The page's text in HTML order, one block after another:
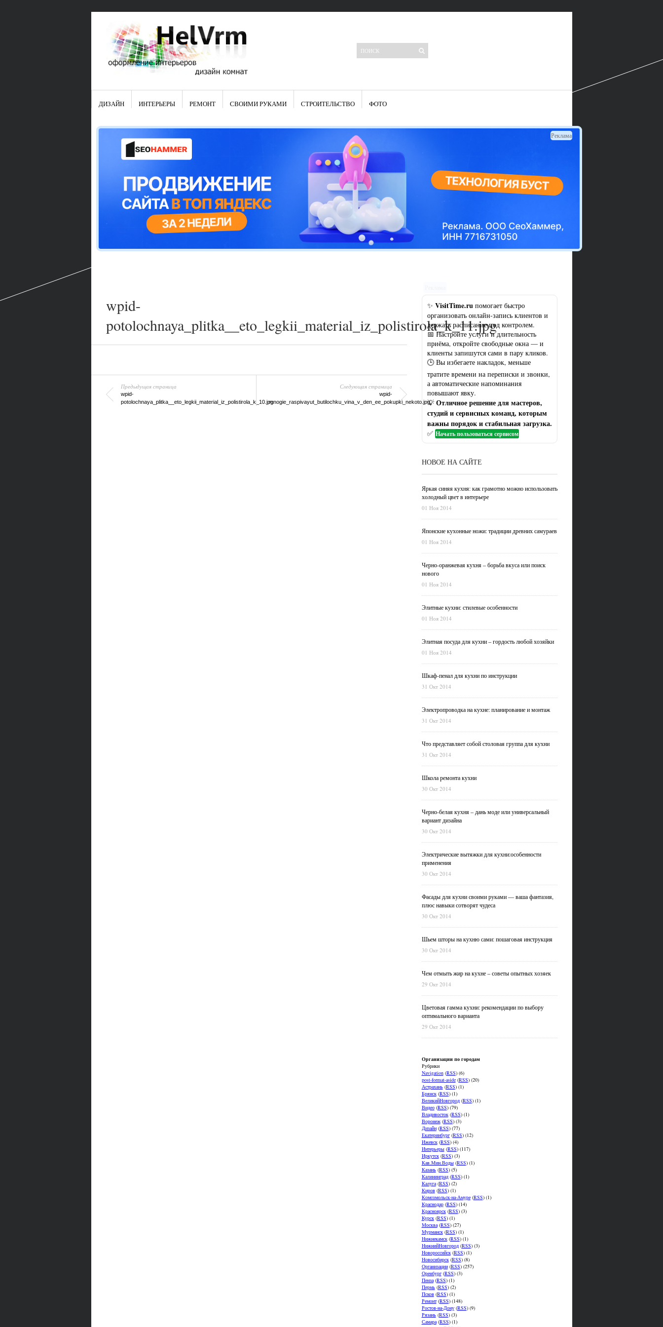
Свежие записи
Японские кухонные ножи: традиции древних самураев
Элитные кухни: стилевые особенности
Элитная посуда для кухни – гордость любой хозяйки
Шкаф-пенал для кухни по инструкции
Электропроводка на кухне: планирование и монтаж
Что представляет собой столовая группа для кухни
Школа ремонта кухни
Черно-белая кухня – дань моде или универсальный вариант дизайна
Электрические вытяжки для кухни:особенности применения
Фасады для кухни своими руками — ваша фантазия, плюс навыки
сотворят чудеса
Шьем шторы на кухню сами: пошаговая инструкция
Чем отмыть жир на кухне – советы опытных хозяек
Цветовая гамма кухни: рекомендации по выбору оптимального
ДИЗАЙН ИНТЕРЬЕРЫ РЕМОНТ СВОИМИ РУКАМИ СТРОИТЕЛЬСТВО ФОТО
Реклама
wpid-
potolochnaya_plitka__eto_legkii_material_iz_polistirola_k_11.jpg
Предыдущая страница
wpid-
potolochnaya_plitka__eto_legkii_material_iz_polistirola_k_10.jpg
Следующая страница
wpid-
mnogie_raspivayut_butilochku_vina_v_den_ee_pokupki_nekoto.jpg
✨ VisitTime.ru помогает быстро
организовать онлайн-запись клиентов и
держать расписание под контролем.
📅 Настройте услуги и длительность
приёма, откройте свободные окна — и
клиенты запишутся сами в пару кликов.
🕒 Вы избегаете накладок, меньше
тратите времени на переписки и звонки,
а автоматические напоминания
повышают явку.
💡 Отличное решение для мастеров,
студий и сервисных команд, которым
важны порядок и стабильная загрузка.
✅ Начать пользоваться сервисом
НОВОЕ НА САЙТЕ
Яркая синяя кухня: как грамотно можно использовать
холодный цвет в интерьере
01 Ноя 2014
Японские кухонные ножи: традиции древних самураев
01 Ноя 2014
Черно-оранжевая кухня – борьба вкуса или поиск
нового
01 Ноя 2014
Элитные кухни: стилевые особенности
01 Ноя 2014
Элитная посуда для кухни – гордость любой хозяйки
01 Ноя 2014
Шкаф-пенал для кухни по инструкции
31 Окт 2014
Электропроводка на кухне: планирование и монтаж
31 Окт 2014
Что представляет собой столовая группа для кухни
31 Окт 2014
Школа ремонта кухни
30 Окт 2014
Черно-белая кухня – дань моде или универсальный
вариант дизайна
30 Окт 2014
Электрические вытяжки для кухни:особенности
применения
30 Окт 2014
Фасады для кухни своими руками — ваша фантазия,
плюс навыки сотворят чудеса
30 Окт 2014
Шьем шторы на кухню сами: пошаговая инструкция
30 Окт 2014
Чем отмыть жир на кухне – советы опытных хозяек
29 Окт 2014
Цветовая гамма кухни: рекомендации по выбору
оптимального варианта
29 Окт 2014
Организации по городам
Рубрики
Navigation(RSS) (6)
post-format-aside(RSS) (20)
Астрахань(RSS) (1)
Брянск(RSS) (1)
ВеликийНовгород(RSS) (1)
Видео(RSS) (79)
Владивосток(RSS) (1)
Воронеж(RSS) (3)
Дизайн(RSS) (77)
Екатеринбург(RSS) (12)
Ижевск(RSS) (4)
Интерьеры(RSS) (117)
Иркутск(RSS) (3)
Кав.Мин.Воды(RSS) (1)
Казань(RSS) (5)
Калининград(RSS) (1)
Калуга(RSS) (2)
Киров(RSS) (1)
Комсомольск-на-Амуре(RSS) (1)
Краснодар(RSS) (14)
Красноярск(RSS) (3)
Курск(RSS) (1)
Москва(RSS) (27)
Мурманск(RSS) (1)
Нижнекамск(RSS) (1)
НижнийНовгород(RSS) (3)
Новороссийск(RSS) (1)
Новосибирск(RSS) (8)
Организации(RSS) (257)
Оренбург(RSS) (3)
Пенза(RSS) (1)
Пермь(RSS) (2)
Псков(RSS) (1)
Ремонт(RSS) (148)
Ростов-на-Дону(RSS) (9)
Рязань(RSS) (3)
Самара(RSS) (1)